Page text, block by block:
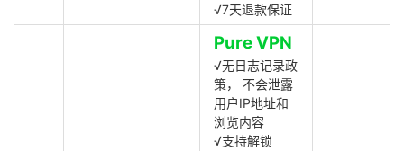
√7天退款保证
Pure VPN
√无日志记录政
策， 不会泄露
用户IP地址和
浏览内容
√支持解锁